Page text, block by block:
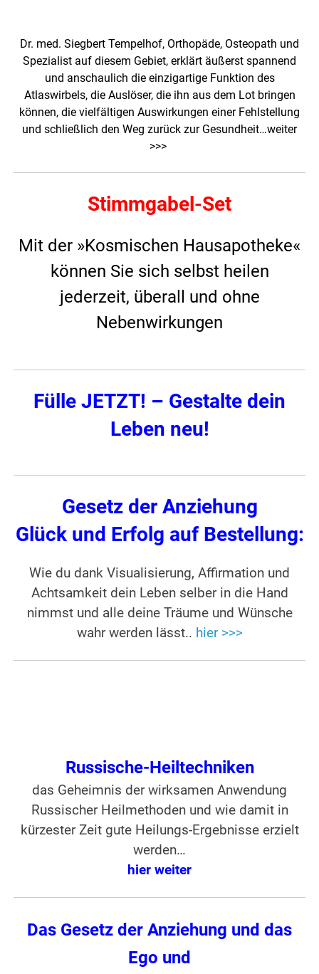
Dr. med. Siegbert Tempelhof, Orthopäde, Osteopath und
Spezialist auf diesem Gebiet, erklärt äußerst spannend
und anschaulich die einzigartige Funktion des
Atlaswirbels, die Auslöser, die ihn aus dem Lot bringen
können, die vielfältigen Auswirkungen einer Fehlstellung
und schließlich den Weg zurück zur Gesundheit…weiter
>>>
Stimmgabel-Set
Mit der »Kosmischen Hausapotheke«
können Sie sich selbst heilen
jederzeit, überall und ohne
Nebenwirkungen
Fülle JETZT! – Gestalte dein
Leben neu!
Gesetz der Anziehung
Glück und Erfolg auf Bestellung:
Wie du dank Visualisierung, Affirmation und
Achtsamkeit dein Leben selber in die Hand
nimmst und alle deine Träume und Wünsche
wahr werden lässt.. hier >>>
Russische-Heiltechniken
das Geheimnis der wirksamen Anwendung
Russischer Heilmethoden und wie damit in
kürzester Zeit gute Heilungs-Ergebnisse erzielt
werden…
hier weiter
Das Gesetz der Anziehung und das
Ego und